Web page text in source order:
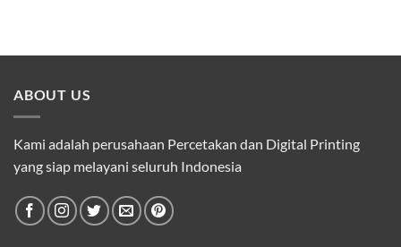
ABOUT US
Kami adalah perusahaan Percetakan dan Digital Printing
yang siap melayani seluruh Indonesia